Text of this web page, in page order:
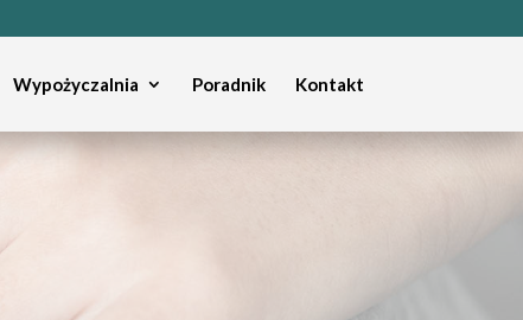
Wypożyczalnia Poradnik Kontakt